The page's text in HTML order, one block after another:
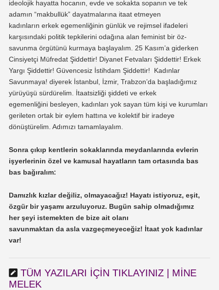
ideolojik hayatta hocanın, evde ve sokakta sopanın ve tek
adamın “makbullük” dayatmalarına itaat etmeyen
kadınların erkek egemenliğinin günlük ve rejimsel ifadeleri
karşısındaki politiktepkilerini odağına alan feminist bir öz-
savunma örgütünü kurmaya başlayalım . 25 Kasım’a giderken
Cinsiyetçi Müfredat Şiddettir! Diyanet Fetvaları Şiddettir! Erkek
Yargı Şiddettir! Güvencesiz İstihdam Şiddettir! Kadınlar
Savunmaya! diyerek İstanbul, İzmir, Trabzon’da başladığımız
yürüyüşü sürdürelim. İtaatsizliği şiddeti ve erkek
egemenliğini besleyen, kadınları yok sayan tüm kişi ve kurumları
gerileten ortak bir eylem hattına ve kolektif bir iradeye
dönüştürelim. Adımızı tamamlayalım.
Sonra çıkıp kentlerin sokaklarında meydanlarında evlerin
işyerlerinin özel ve kamusal hayatların tam ortasında bas
bas bağıralım:
Damızlık kızlardeğiliz, olmayacağız! Hayatı istiyoruz, eşit,
özgür bir yaşamı arzuluyoruz. Bugün sahip olmadığımız
herşeyi istemekten de bize ait olanı
savunmaktan da asla vazgeçmeyeceğiz! İtaat yok kadınlar
var!
TÜM YAZILARI IÇIN TIKLAYINIZ | MINE
MELEK